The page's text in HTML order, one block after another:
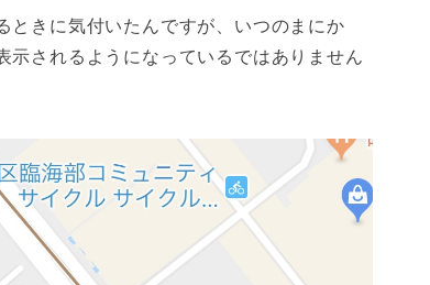
ときに気付いたんですが、いつのまにか
されるようになっているではありません